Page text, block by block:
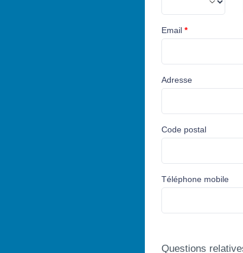
Email *
Adresse
Code postal
Téléphone mobile
Questions